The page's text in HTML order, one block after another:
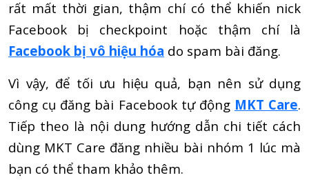
rất mất thời gian, thậm chí có thể khiến nick
Facebook bị checkpoint hoặc thậm chí là
Facebook bị vô hiệu hóa do spam bài đăng.
Vì vậy, để tối ưu hiệu quả, bạn nên sử dụng
công cụ đăng bài Facebook tự động MKT Care.
Tiếp theo là nội dung hướng dẫn chi tiết cách
dùng MKT Care đăng nhiều bài nhóm 1 lúc mà
bạn có thể tham khảo thêm.